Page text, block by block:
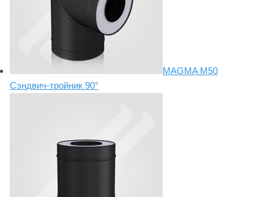
MAGMA М50
Сэндвич-тройник 90°